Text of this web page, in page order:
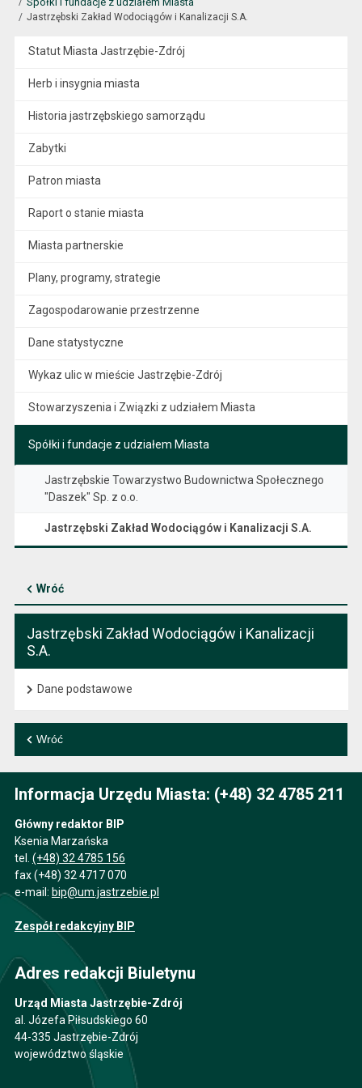
Jastrzębski Zakład Wodociągów i Kanalizacji S.A.
Statut Miasta Jastrzębie-Zdrój
Herb i insygnia miasta
Historia jastrzębskiego samorządu
Zabytki
Patron miasta
Raport o stanie miasta
Miasta partnerskie
Plany, programy, strategie
Zagospodarowanie przestrzenne
Dane statystyczne
Wykaz ulic w mieście Jastrzębie-Zdrój
Stowarzyszenia i Związki z udziałem Miasta
Spółki i fundacje z udziałem Miasta
Jastrzębskie Towarzystwo Budownictwa Społecznego
"Daszek" Sp. z o.o.
Jastrzębski Zakład Wodociągów i Kanalizacji S.A.
Wróć
Jastrzębski Zakład Wodociągów i Kanalizacji
S.A.
Dane podstawowe
Wróć
Informacja Urzędu Miasta: (+48) 32 4785 211
Główny redaktor BIP
Ksenia Marzańska
tel. (+48) 32 4785 156
fax (+48) 32 4717 070
e-mail: bip@um.jastrzebie.pl
Zespół redakcyjny BIP
Adres redakcji Biuletynu
Urząd Miasta Jastrzębie-Zdrój
al. Józefa Piłsudskiego 60
44-335 Jastrzębie-Zdrój
województwo śląskie